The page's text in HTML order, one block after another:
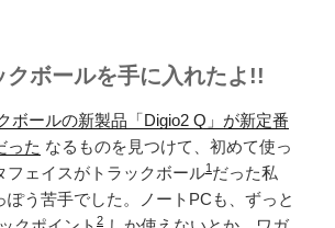
クボールを手に入れたよ!!
ボールの新製品「Digio2 Q」が新定番
った なるものを見つけて、初めて使っ
フェイスがトラックボール1 だった私
ぽう苦手でした。ノートPCも、ずっと
2